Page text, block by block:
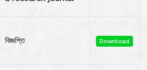
বিজ্ঞপ্তি Download